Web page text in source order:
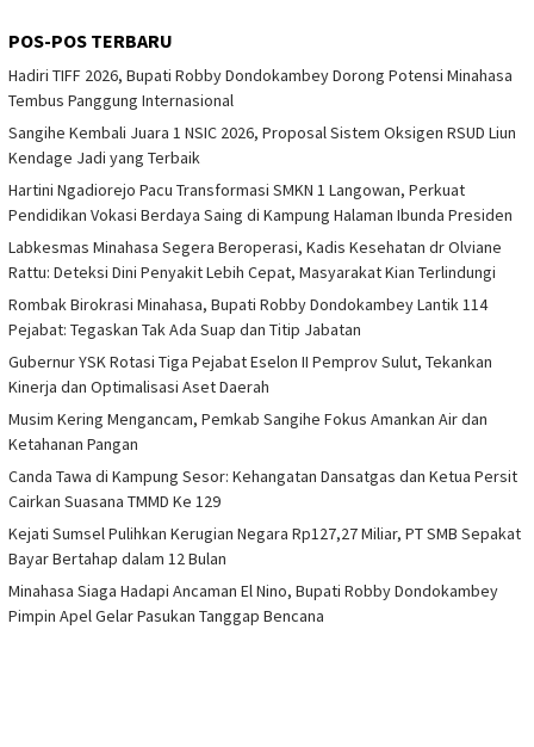
POS-POS TERBARU
Hadiri TIFF 2026, Bupati Robby Dondokambey Dorong Potensi Minahasa
Tembus Panggung Internasional
Sangihe Kembali Juara 1 NSIC 2026, Proposal Sistem Oksigen RSUD Liun
Kendage Jadi yang Terbaik
Hartini Ngadiorejo Pacu Transformasi SMKN 1 Langowan, Perkuat
Pendidikan Vokasi Berdaya Saing di Kampung Halaman Ibunda Presiden
Labkesmas Minahasa Segera Beroperasi, Kadis Kesehatan dr Olviane
Rattu: Deteksi Dini Penyakit Lebih Cepat, Masyarakat Kian Terlindungi
Rombak Birokrasi Minahasa, Bupati Robby Dondokambey Lantik 114
Pejabat: Tegaskan Tak Ada Suap dan Titip Jabatan
Gubernur YSK Rotasi Tiga Pejabat Eselon II Pemprov Sulut, Tekankan
Kinerja dan Optimalisasi Aset Daerah
Musim Kering Mengancam, Pemkab Sangihe Fokus Amankan Air dan
Ketahanan Pangan
Canda Tawa di Kampung Sesor: Kehangatan Dansatgas dan Ketua Persit
Cairkan Suasana TMMD Ke 129
Kejati Sumsel Pulihkan Kerugian Negara Rp127,27 Miliar, PT SMB Sepakat
Bayar Bertahap dalam 12 Bulan
Minahasa Siaga Hadapi Ancaman El Nino, Bupati Robby Dondokambey
Pimpin Apel Gelar Pasukan Tanggap Bencana